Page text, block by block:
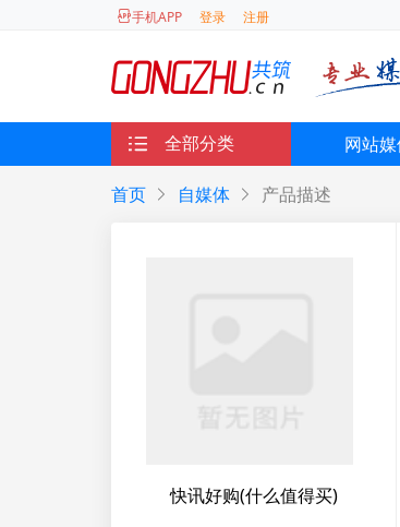
手机APP 登录 注册
全部分类 网站
首页 自媒体 产品描述
快讯好购(什么值得买)